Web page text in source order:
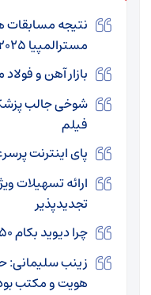
نتیجه مسابقات
مسترالمپیا ۲۰۲۵/ گرگ پارسی غوغا کرد
بازار آهن و
شوخی جالب
فیلم
پای اینترنت
ارائه تسهیلات
تجدیدپذیر
چرا دیوید بکام ۵۰ ساله همچنان ۲۵ ساله است؟
زینب سلیمانی:
هویت و مکتب